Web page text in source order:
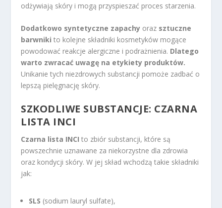
odżywiają skóry i mogą przyspieszać proces starzenia.
Dodatkowo syntetyczne zapachy oraz sztuczne
barwniki to kolejne składniki kosmetyków mogące
powodować reakcje alergiczne i podrażnienia. Dlatego
warto zwracać uwagę na etykiety produktów.
Unikanie tych niezdrowych substancji pomoże zadbać o
lepszą pielęgnację skóry.
SZKODLIWE SUBSTANCJE: CZARNA
LISTA INCI
Czarna lista INCI to zbiór substancji, które są
powszechnie uznawane za niekorzystne dla zdrowia
oraz kondycji skóry. W jej skład wchodzą takie składniki
jak:
SLS (sodium lauryl sulfate),